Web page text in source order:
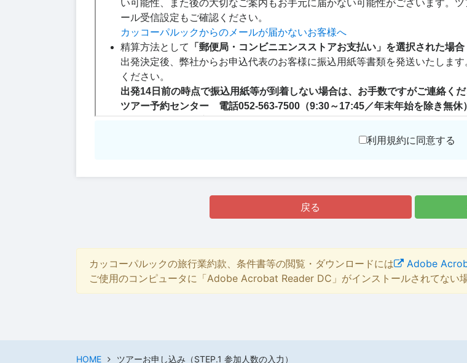
利用規約に同意する
戻る
カッコーパルックの旅行業約款、条件書等の閲覧・ダウンロードには Adobe
ご使用のコンピュータに「Adobe Acrobat Reader DC」がインストールされてない
HOME ツアーお申し込み（STEP.1 参加人数の入力）